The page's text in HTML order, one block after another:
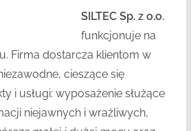
SILTEC Sp. z o.o.
funkcjonuje na
Firma dostarcza klientom w
cieszące się
i usługi: wyposażenie służące
niejawnych i wrażliwych,